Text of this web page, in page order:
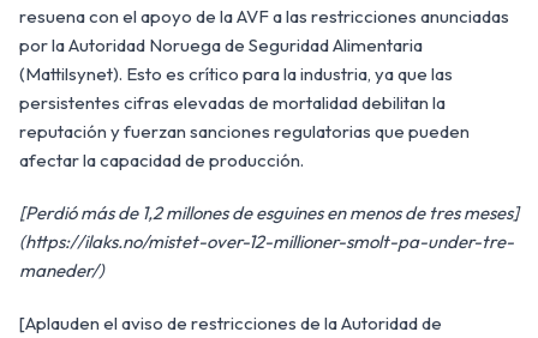
resuena con el apoyo de la AVF a las restricciones anunciadas
por la Autoridad Noruega de Seguridad Alimentaria
(Mattilsynet). Esto es crítico para la industria, ya que las
persistentes cifras elevadas de mortalidad debilitan la
reputación y fuerzan sanciones regulatorias que pueden
afectar la capacidad de producción.
[Perdió más de 1,2 millones de esguines en menos de tres meses]
(https://ilaks.no/mistet-over-12-millioner-smolt-pa-under-tre-
maneder/)
[Aplauden el aviso de restricciones de la Autoridad de